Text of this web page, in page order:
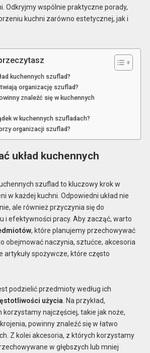
Odkryjmy wspólnie praktyczne porady,
kuchni zarówno estetycznej, jak i
kuchennych szuflad?
organizację szuflad?
znaleźć się w kuchennych
w kuchennych szufladach?
organizacji szuflad?
układ kuchennych
szuflad to kluczowy krok w
w każdej kuchni. Odpowiedni układ nie
ale również przyczynia się do
i efektywności pracy. Aby zacząć, warto
, które planujemy przechowywać
obejmować naczynia, sztućce, akcesoria
artykuły spożywcze, które często
podzielić przedmioty według ich
użycia . Na przykład,
najczęściej, takie jak noże,
powinny znaleźć się w łatwo
Z kolei akcesoria, z których korzystamy
w głębszych lub mniej